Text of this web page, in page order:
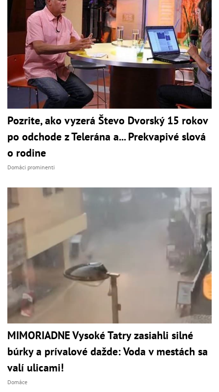
Pozrite, ako vyzerá Števo Dvorský 15 rokov
po odchode z Telerána a... Prekvapivé slová
o rodine
Domáci prominenti
MIMORIADNE Vysoké Tatry zasiahli silné
búrky a prívalové dažde: Voda v mestách sa
valí ulicami!
Domáce